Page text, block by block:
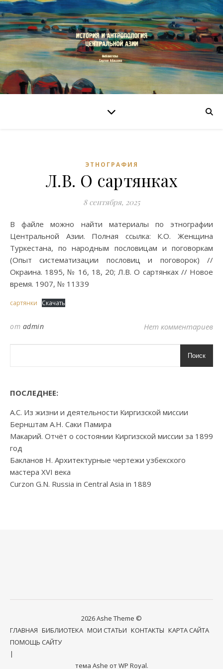
ЭТНОГРАФИЯ
Л.В. О сартянках
8 сентября, 2025
В файле можно найти материалы по этнографии
Центральной Азии. Полная ссылка: К.О. Женщина
Туркестана, по народным пословицам и поговоркам
(Опыт систематизации пословиц и поговорок) //
Окраина. 1895, № 16, 18, 20; Л.В. О сартянках // Новое
время. 1907, № 11339
сартянки Скачать
от admin Нет комментариев
Поиск
ПОСЛЕДНЕЕ:
А.С. Из жизни и деятельности Киргизской миссии
Бернштам А.Н. Саки Памира
Макарий. Отчёт о состоянии Киргизской миссии за 1899
год
Бакланов Н. Архитектурные чертежи узбекского
мастера XVI века
Curzon G.N. Russia in Central Asia in 1889
2026 Ashe Theme ©
ГЛАВНАЯ БИБЛИОТЕКА МОИ СТАТЬИ КОНТАКТЫ КАРТА САЙТА
ПОМОЩЬ САЙТУ
тема Ashe отWP Royal.